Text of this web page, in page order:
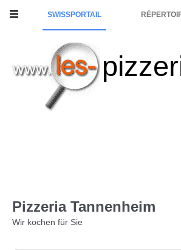
SWISSPORTAIL
Pizzeria Tannenheim
Wir kochen für Sie